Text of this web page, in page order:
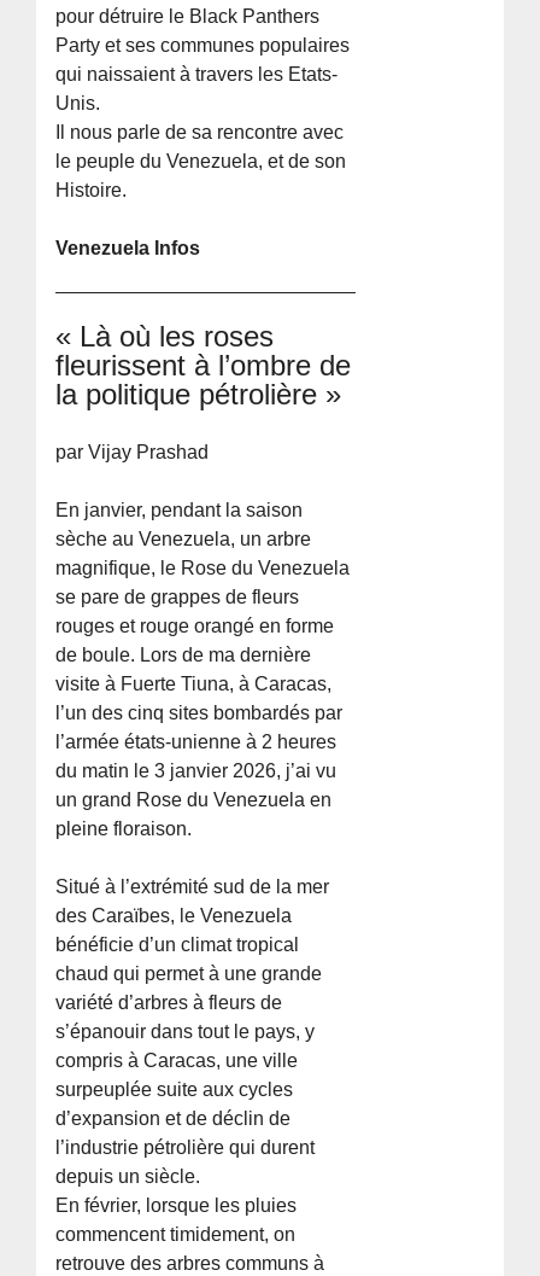
pour détruire le Black Panthers
Party et ses communes populaires
qui naissaient à travers les Etats-
Unis.
Il nous parle de sa rencontre avec
le peuple du Venezuela, et de son
Histoire.
Venezuela Infos
« Là où les roses
fleurissent à l’ombre de
la politique pétrolière »
par Vijay Prashad
En janvier, pendant la saison
sèche au Venezuela, un arbre
magnifique, le Rose du Venezuela
se pare de grappes de fleurs
rouges et rouge orangé en forme
de boule. Lors de ma dernière
visite à Fuerte Tiuna, à Caracas,
l’un des cinq sites bombardés par
l’armée états-unienne à 2 heures
du matin le 3 janvier 2026, j’ai vu
un grand Rose du Venezuela en
pleine floraison.
Situé à l’extrémité sud de la mer
des Caraïbes, le Venezuela
bénéficie d’un climat tropical
chaud qui permet à une grande
variété d’arbres à fleurs de
s’épanouir dans tout le pays, y
compris à Caracas, une ville
surpeuplée suite aux cycles
d’expansion et de déclin de
l’industrie pétrolière qui durent
depuis un siècle.
En février, lorsque les pluies
commencent timidement, on
retrouve des arbres communs à